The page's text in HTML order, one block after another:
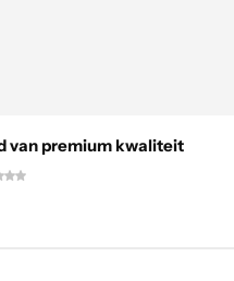
van premium kwaliteit